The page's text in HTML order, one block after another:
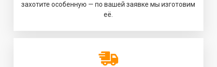
захотите особенную — по вашей заявке мы изготовим
её.